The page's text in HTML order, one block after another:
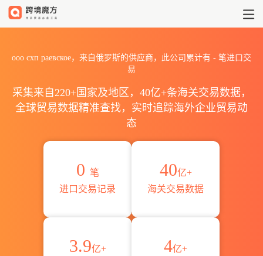
ооо схп раевское，来自俄罗斯的供应商，此公司累计有 - 笔进口交
易
采集来自220+国家及地区，40亿+条海关交易数据，
全球贸易数据精准查找，实时追踪海外企业贸易动
态
0 笔
进口交易记录
40亿+
海关交易数据
3.9亿+
4亿+